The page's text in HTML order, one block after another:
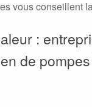
vous conseillent
:
de